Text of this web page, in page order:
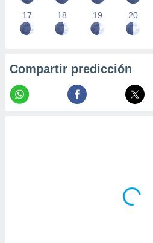
17 18 19 20
Compartir predicción